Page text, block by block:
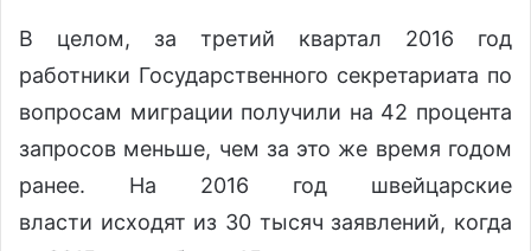
В целом, за третий квартал 2016 год
работники Государственного секретариата по
вопросам миграции получили на 42 процента
запросов меньше, чем за это же время годом
ранее. На 2016 год швейцарские
власти исходят из 30 тысяч заявлений, когда